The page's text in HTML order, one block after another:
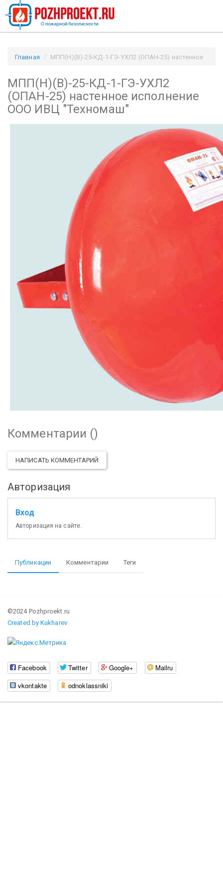
Главная
МПП(Н)(В)-25-КД-1-ГЭ-УХЛ2 (ОПАН-25) настенное
МПП(Н)(В)-25-КД-1-ГЭ-УХЛ2
(ОПАН-25) настенное исполнение
ООО ИВЦ "Техномаш"
Комментарии ()
НАПИСАТЬ КОММЕНТАРИЙ
Авторизация
Вход
Авторизация на сайте.
Публикации Комментарии Теги
©2024 Pozhproekt.ru
Created by Kukharev
Facebook Twitter Google+
Mailru
vkontakte
odnoklassniki